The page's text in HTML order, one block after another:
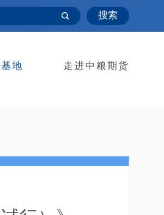
搜索
地 走进中粮期货